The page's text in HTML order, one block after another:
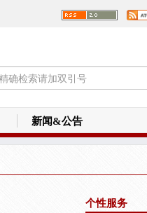
新闻&公告
个性服务